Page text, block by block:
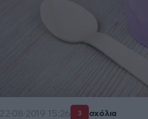
22·08·2019 15:26 3 σχόλια